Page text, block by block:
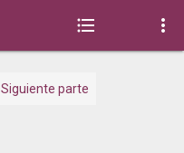
 
Siguiente parte